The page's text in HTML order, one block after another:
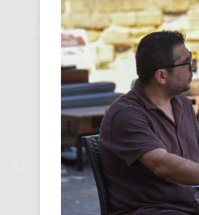
24
Kasım
Pazartesi
2025,
Gıynık
Medya
manşetleri
24
24